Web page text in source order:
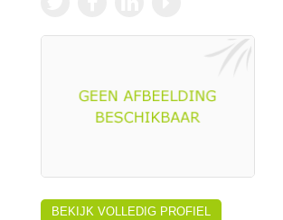
BEKIJK VOLLEDIG PROFIEL